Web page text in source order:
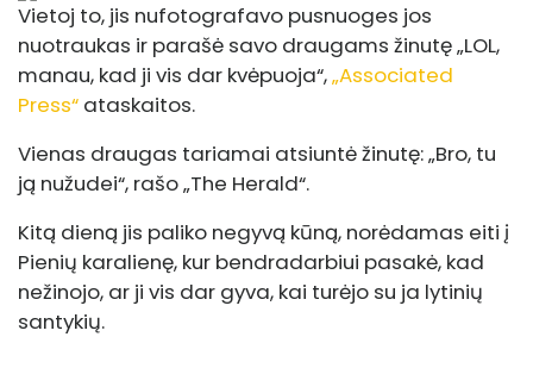
Vietoj to, jis nufotografavo pusnuoges jos
nuotraukas ir parašė savo draugams žinutę „LOL,
manau, kad ji vis dar kvėpuoja“,„Associated
Press“ ataskaitos.
Vienas draugas tariamai atsiuntė žinutę: „Bro, tu
ją nužudei“, rašo „The Herald“.
Kitą dieną jis paliko negyvą kūną, norėdamas eiti į
Pienių karalienę, kur bendradarbiui pasakė, kad
nežinojo, ar ji vis dar gyva, kai turėjo su ja lytinių
santykių.